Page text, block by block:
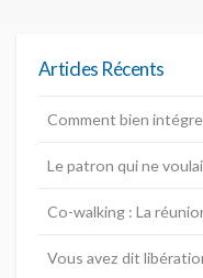
Articles Récents
Comment bien
Le patron qui ne
Co-walking : La
Vous avez dit